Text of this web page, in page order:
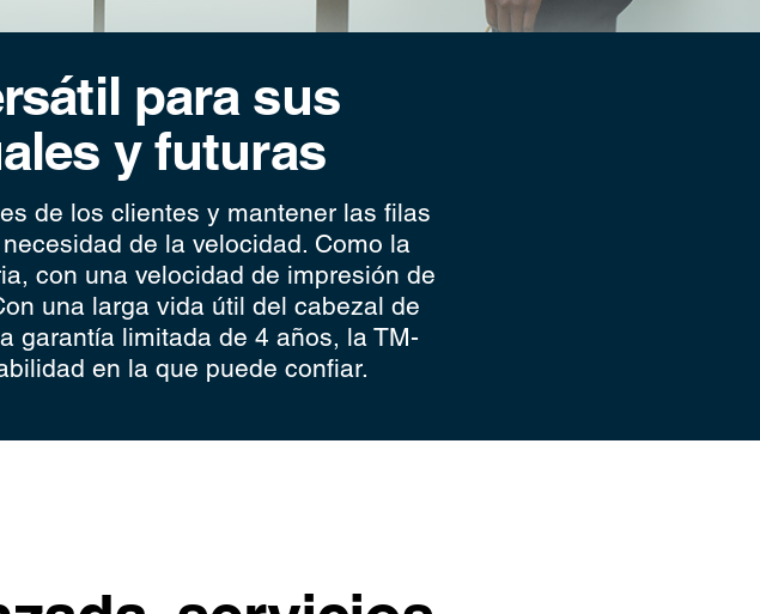
para sus
y futuras
de los clientes y mantener las filas
de la velocidad. Como la
con una velocidad de impresión de
una larga vida útil del cabezal de
garantía limitada de 4 años, la TM-
en la que puede confiar.